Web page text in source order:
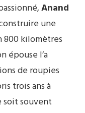
Anand
une
800 kilomètres
épouse l’a
de roupies
trois ans à
souvent